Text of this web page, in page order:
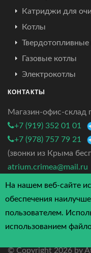
Катриджи для
Котлы
Твердотопливные
Газовые котлы
Электрокотлы
КОНТАКТЫ
Магазин-офис-склад
+7 (919) 352 01 01
+7 (978) 757 79 21
(звонки из Крыма
atrium.crimea@mail.ru
4.7/5 - 3 отзыва
© Copyright 2026 by
На нашем веб-сайте
обеспечения
пользователем.
использованием